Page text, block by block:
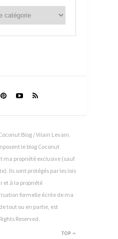
Blog / Vilain Levain.
le blog Coconut
ma propriété exclusive (sauf
Ils sont protégés par les lois
et à la propriété
formelle écrite de ma
tout ou en partie, est
Reserved.
TOP